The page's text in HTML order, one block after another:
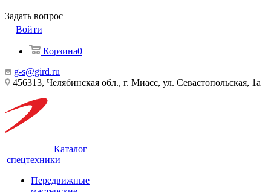
Задать вопрос
Войти
Корзина0
g-s@gird.ru
456313, Челябинская обл., г. Миасс, ул. Севастопольская, 1а
Каталог
спецтехники
Передвижные